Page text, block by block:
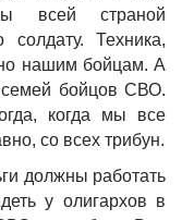
всей страной
Техника,
нашим бойцам. А
бойцов СВО.
когда мы все
со всех трибун.
должны работать
у олигархов в